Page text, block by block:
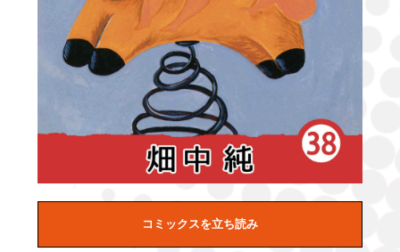
コミックスを立ち読み